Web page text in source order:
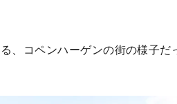
、コペンハーゲンの街の様子だ